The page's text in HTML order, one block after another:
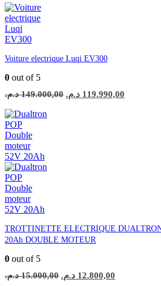
Voiture electrique Luqi EV300
0 out of 5
149.000,00 د.م.
Le
prix
119.990,00 د.م.
prix
TROTTINETTE ELECTRIQUE
20Ah DOUBLE MOTEUR
0 out of 5
15.000,00 د.م.
Le
prix
12.800,00 د.م.
prix